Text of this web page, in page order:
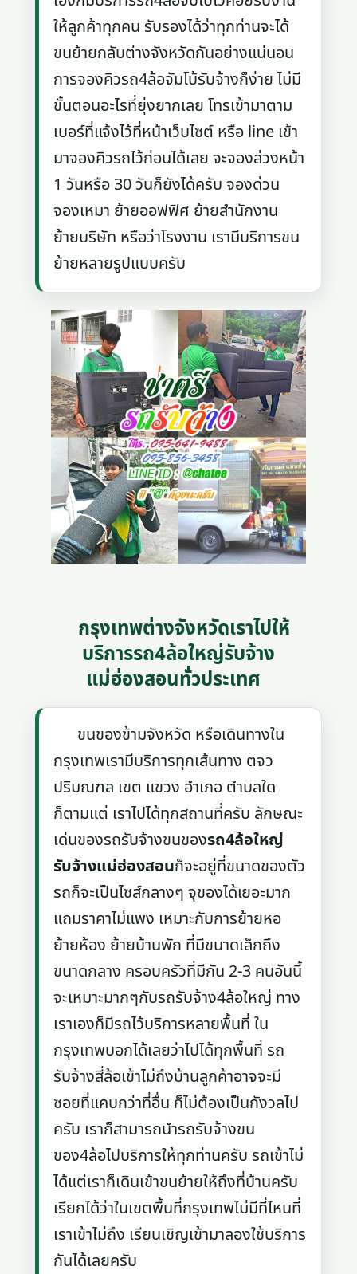
ให้ลูกค้าทุกคน รับรองได้ว่าทุกท่านจะได้
ขนย้ายกลับต่างจังหวัดกันอย่างแน่นอน
การจองคิวรถ4ล้อจัมโบ้รับจ้างก็ง่าย ไม่มี
ขั้นตอนอะไรที่ยุ่งยากเลย โทรเข้ามาตาม
เบอร์ที่แจ้งไว้ที่หน้าเว็บไซต์ หรือ line เข้า
มาจองคิวรถไว้ก่อนได้เลย จะจองล่วงหน้า
1 วันหรือ 30 วันก็ยังได้ครับ จองด่วน
จองเหมา ย้ายออฟฟิศ ย้ายสำนักงาน
ย้ายบริษัท หรือว่าโรงงาน เรามีบริการขน
ย้ายหลายรูปแบบครับ
กรุงเทพต่างจังหวัดเราไปให้
บริการรถ4ล้อใหญ่รับจ้าง
แม่ฮ่องสอนทั่วประเทศ
ขนของข้ามจังหวัด หรือเดินทางใน
กรุงเทพเรามีบริการทุกเส้นทาง ตจว
ปริมณฑล เขต แขวง อำเภอ ตำบลใด
ก็ตามแต่ เราไปได้ทุกสถานที่ครับ ลักษณะ
เด่นของรถรับจ้างขนของรถ4ล้อใหญ่
รับจ้างแม่ฮ่องสอนก็จะอยู่ที่ขนาดของตัว
รถก็จะเป็นไซส์กลางๆ จุของได้เยอะมาก
แถมราคาไม่แพง เหมาะกับการย้ายหอ
ย้ายห้อง ย้ายบ้านพัก ที่มีขนาดเล็กถึง
ขนาดกลาง ครอบครัวที่มีกัน 2-3 คนอันนี้
จะเหมาะมากๆกับรถรับจ้าง4ล้อใหญ่ ทาง
เราเองก็มีรถไว้บริการหลายพื้นที่ ใน
กรุงเทพบอกได้เลยว่าไปได้ทุกพื้นที่ รถ
รับจ้างสี่ล้อเข้าไม่ถึงบ้านลูกค้าอาจจะมี
ซอยที่แคบกว่าที่อื่น ก็ไม่ต้องเป็นกังวลไป
ครับ เราก็สามารถนำรถรับจ้างขน
ของ4ล้อไปบริการให้ทุกท่านครับ รถเข้าไม่
ได้แต่เราก็เดินเข้าขนย้ายให้ถึงที่บ้านครับ
เรียกได้ว่าในเขตพื้นที่กรุงเทพไม่มีที่ไหนที่
เราเข้าไม่ถึง เรียนเชิญเข้ามาลองใช้บริการ
กันได้เลยครับ